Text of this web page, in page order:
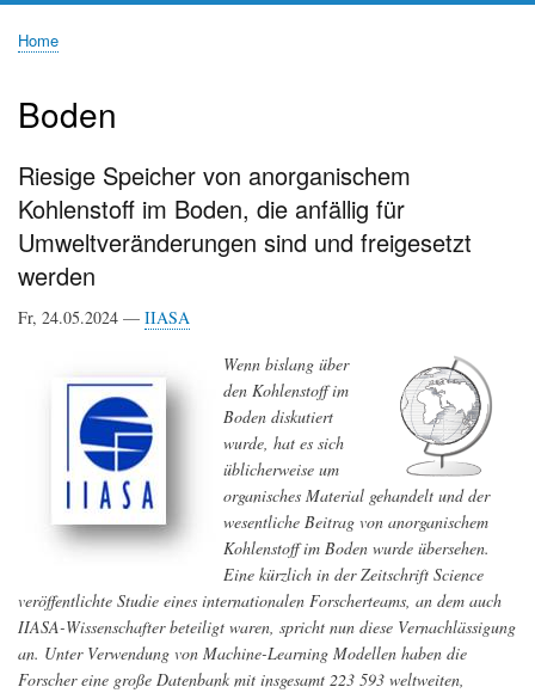
Home
Boden
Riesige Speicher von anorganischem
Kohlenstoff im Boden, die anfällig für
Umweltveränderungen sind und freigesetzt
werden
Fr, 24.05.2024 — IIASA
Wenn bislang über
den Kohlenstoff im
Boden diskutiert
wurde, hat es sich
üblicherweise um
organisches Material gehandelt und der
wesentliche Beitrag von anorganischem
Kohlenstoff im Boden wurde übersehen.
Eine kürzlich in der Zeitschrift Science
veröffentlichte Studie eines internationalen Forscherteams, an dem auch
IIASA-Wissenschafter beteiligt waren, spricht nun diese Vernachlässigung
an. Unter Verwendung von Machine-Learning Modellen haben die
Forscher eine große Datenbank mit insgesamt 223 593 weltweiten,